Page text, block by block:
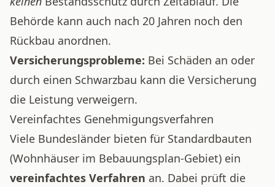
Behörde kann auch nach 20 Jahren noch den
Rückbau anordnen.
Versicherungsprobleme: Bei Schäden an oder
durch einen Schwarzbau kann die Versicherung
die Leistung verweigern.
Vereinfachtes Genehmigungsverfahren
Viele Bundesländer bieten für Standardbauten
(Wohnhäuser im Bebauungsplan-Gebiet) ein
vereinfachtes Verfahren an. Dabei prüft die